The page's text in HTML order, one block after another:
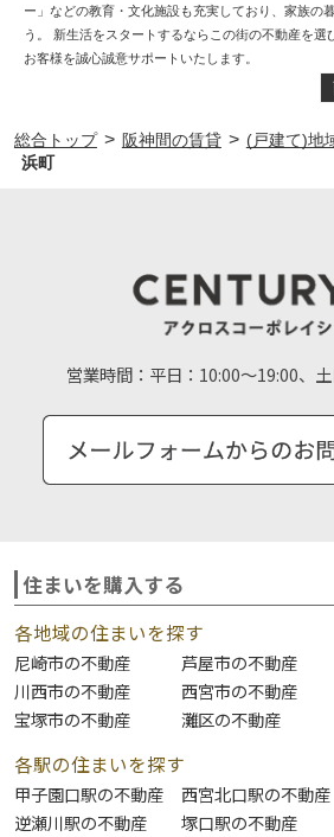
ー」などの教育・文化施設も充実しており、家族の
う。 新生活をスタートするならこの街の不動産を選
お客様を誠心誠意サポートいたします。
総合トップ > 阪神間の賃貸 > (戸建て)地
浜町
営業時間： 平日：10:00～19:00、
住まいを購入する
各地域の住まいを探す
尼崎市の不動産 芦屋市の不動産
川西市の不動産
西宮市の不動産
宝塚市の不動産
灘区の不動産
各駅の住まいを探す
甲子園口駅の不動産 西宮北口駅の不動産
逆瀬川駅の不動産
塚口駅の不動産